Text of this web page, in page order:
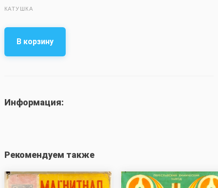
КАТУШКА
В корзину
Информация:
Рекомендуем также